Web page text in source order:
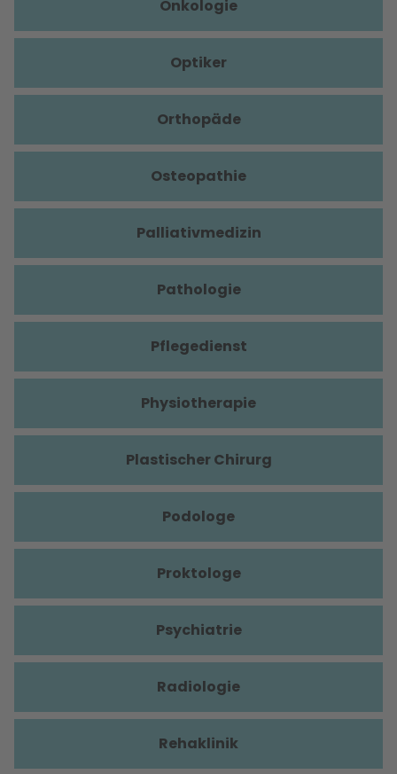
Onkologie
Optiker
Orthopäde
Osteopathie
Palliativmedizin
Pathologie
Pflegedienst
Physiotherapie
Plastischer Chirurg
Podologe
Proktologe
Psychiatrie
Radiologie
Rehaklinik